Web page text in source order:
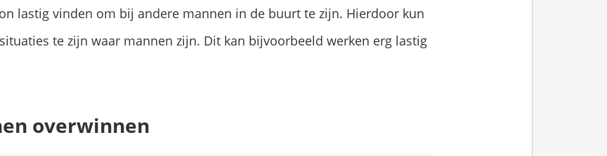
lastig vinden om bij andere mannen in de buurt te zijn. Hierdoor kun
te zijn waar mannen zijn. Dit kan bijvoorbeeld werken erg lastig
overwinnen